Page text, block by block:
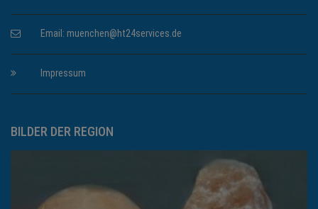
Email: muenchen@ht24services.de
Impressum
BILDER DER REGION